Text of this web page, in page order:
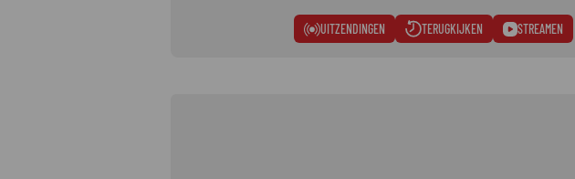
UITZENDINGEN TERUGKIJKEN STREAMEN